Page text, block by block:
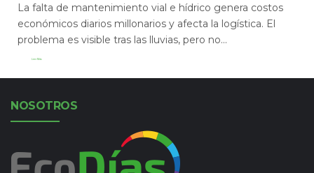
La falta de mantenimiento vial e hídrico genera costos
económicos diarios millonarios y afecta la logística. El
problema es visible tras las lluvias, pero no...
Leer Más
NOSOTROS